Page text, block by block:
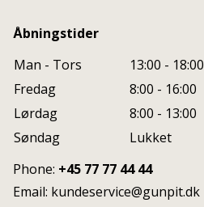
Åbningstider
Man - Tors
13:00 - 18:00
Fredag
8:00 - 16:00
Lørdag
8:00 - 13:00
Søndag
Lukket
Phone: +45 77 77 44 44
Email: kundeservice@gunpit.dk